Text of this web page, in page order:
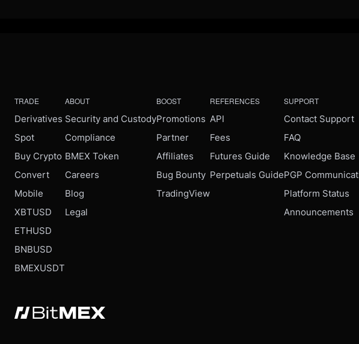
TRADE
Derivatives
Spot
Buy Crypto
Convert
Mobile
XBTUSD
ETHUSD
BNBUSD
BMEXUSDT
ABOUT
Security and Custody
Compliance
BMEX Token
Careers
Blog
Legal
BOOST
Promotions
Partner
Affiliates
Bug Bounty
TradingView
REFERENCES
API
Fees
Futures Guide
Perpetuals Guide
SUPPORT
Contact Support
FAQ
Knowledge Base
PGP
Platform Status
Announcements